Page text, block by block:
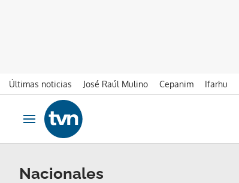
Últimas noticias José Raúl Mulino Cepanim Ifarhu
Ir al contenido
Obrir navegació
Nacionales